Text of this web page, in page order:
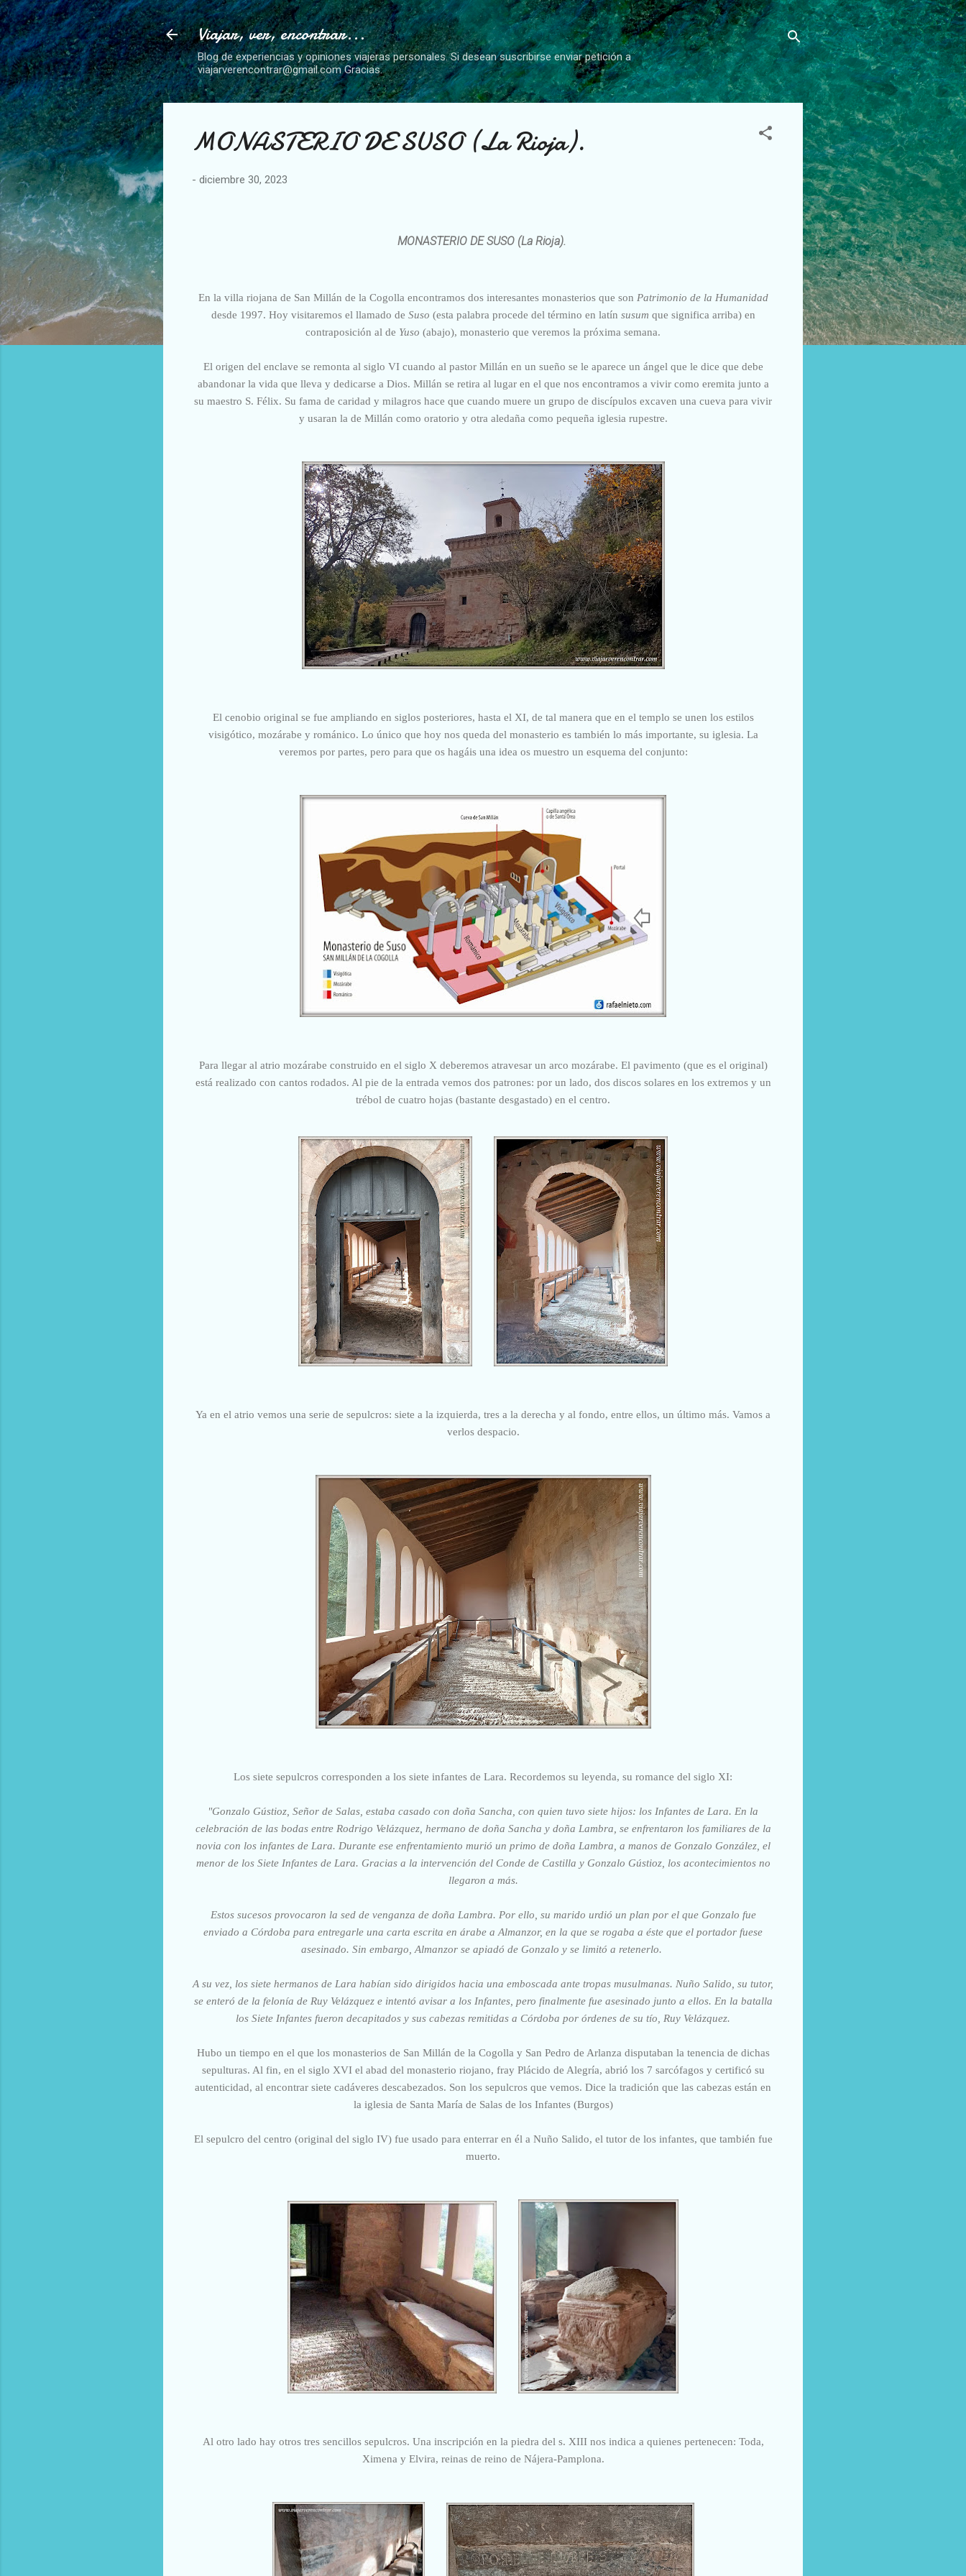
Ir al contenido principal
Viajar, ver, encontrar...
Blog de experiencias y opiniones viajeras personales. Si desean suscribirse enviar petición a
viajarverencontrar@gmail.com Gracias.
MONASTERIO DE SUSO (La Rioja).
- diciembre 30, 2023
MONASTERIO DE SUSO (La Rioja).
En la villa riojana de San Millán de la Cogolla encontramos dos interesantes monasterios que son Patrimonio de la Humanidad
desde 1997. Hoy visitaremos el llamado de Suso (esta palabra procede del término en latín susum que significa arriba) en
contraposición al de Yuso (abajo), monasterio que veremos la próxima semana.
El origen del enclave se remonta al siglo VI cuando al pastor Millán en un sueño se le aparece un ángel que le dice que debe
abandonar la vida que lleva y dedicarse a Dios. Millán se retira al lugar en el que nos encontramos a vivir como eremita junto a
su maestro S. Félix. Su fama de caridad y milagros hace que cuando muere un grupo de discípulos excaven una cueva para vivir
y usaran la de Millán como oratorio y otra aledaña como pequeña iglesia rupestre.
El cenobio original se fue ampliando en siglos posteriores, hasta el XI, de tal manera que en el templo se unen los estilos
visigótico, mozárabe y románico. Lo único que hoy nos queda del monasterio es también lo más importante, su iglesia. La
veremos por partes, pero para que os hagáis una idea os muestro un esquema del conjunto:
Para llegar al atrio mozárabe construido en el siglo X deberemos atravesar un arco mozárabe. El pavimento (que es el original)
está realizado con cantos rodados. Al pie de la entrada vemos dos patrones: por un lado, dos discos solares en los extremos y un
trébol de cuatro hojas (bastante desgastado) en el centro.
Ya en el atrio vemos una serie de sepulcros: siete a la izquierda, tres a la derecha y al fondo, entre ellos, un último más. Vamos a
verlos despacio.
Los siete sepulcros corresponden a los siete infantes de Lara. Recordemos su leyenda, su romance del siglo XI:
"Gonzalo Gústioz, Señor de Salas, estaba casado con doña Sancha, con quien tuvo siete hijos: los Infantes de Lara. En la
celebración de las bodas entre Rodrigo Velázquez, hermano de doña Sancha y doña Lambra, se enfrentaron los familiares de la
novia con los infantes de Lara. Durante ese enfrentamiento murió un primo de doña Lambra, a manos de Gonzalo González, el
menor de los Siete Infantes de Lara. Gracias a la intervención del Conde de Castilla y Gonzalo Gústioz, los acontecimientos no
llegaron a más.
Estos sucesos provocaron la sed de venganza de doña Lambra. Por ello, su marido urdió un plan por el que Gonzalo fue
enviado a Córdoba para entregarle una carta escrita en árabe a Almanzor, en la que se rogaba a éste que el portador fuese
asesinado. Sin embargo, Almanzor se apiadó de Gonzalo y se limitó a retenerlo.
A su vez, los siete hermanos de Lara habían sido dirigidos hacia una emboscada ante tropas musulmanas. Nuño Salido, su tutor,
se enteró de la felonía de Ruy Velázquez e intentó avisar a los Infantes, pero finalmente fue asesinado junto a ellos. En la batalla
los Siete Infantes fueron decapitados y sus cabezas remitidas a Córdoba por órdenes de su tío, Ruy Velázquez.
Hubo un tiempo en el que los monasterios de San Millán de la Cogolla y San Pedro de Arlanza disputaban la tenencia de dichas
sepulturas. Al fin, en el siglo XVI el abad del monasterio riojano, fray Plácido de Alegría, abrió los 7 sarcófagos y certificó su
autenticidad, al encontrar siete cadáveres descabezados. Son los sepulcros que vemos. Dice la tradición que las cabezas están en
la iglesia de Santa María de Salas de los Infantes (Burgos)
El sepulcro del centro (original del siglo IV) fue usado para enterrar en él a Nuño Salido, el tutor de los infantes, que también fue
muerto.
Al otro lado hay otros tres sencillos sepulcros. Una inscripción en la piedra del s. XIII nos indica a quienes pertenecen: Toda,
Ximena y Elvira, reinas de reino de Nájera-Pamplona.